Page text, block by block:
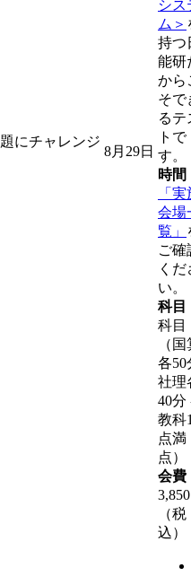
にチャレンジ
8月29日
シス
ム＞
持つ
能研
から
そで
るテ
トで
す。
時間
「
会場
覧」
ご確
くだ
い。
科目
科目
（
各50
社理
40分
教科
点満
点）
会費
（税
込）